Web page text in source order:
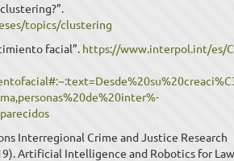
topics/clustering
facial”. https://www.interpol.int/es/
Interregional Crime and Justice Research
Artificial Intelligence and Robotics for Law